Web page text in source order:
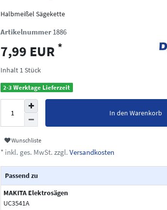
Halbmeißel Sägekette
Artikelnummer 1886
7,99 EUR *
Inhalt 1Stück
2-3 Werktage Lieferzeit
In den Warenkorb
Wunschliste
* inkl. ges. MwSt. zzgl. Versandkosten
Passend zu
MAKITA Elektrosägen
UC3541A